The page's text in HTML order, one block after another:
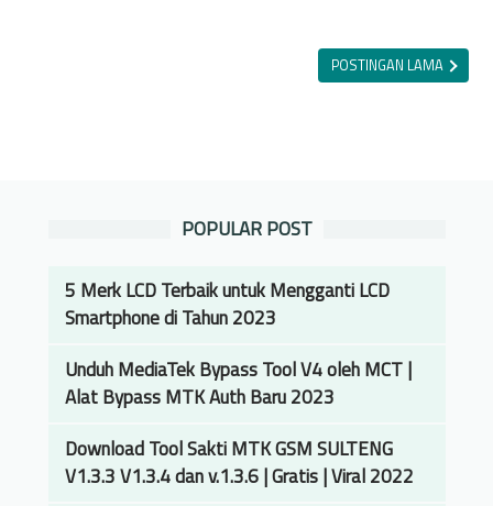
e
r
a
i
T
e
r
n
K
m
a
p
u
POSTINGAN LAMA
POPULAR POST
5 Merk LCD Terbaik untuk Mengganti LCD
Smartphone di Tahun 2023
Unduh MediaTek Bypass Tool V4 oleh MCT |
Alat Bypass MTK Auth Baru 2023
Download Tool Sakti MTK GSM SULTENG
V1.3.3 V1.3.4 dan v.1.3.6 | Gratis | Viral 2022